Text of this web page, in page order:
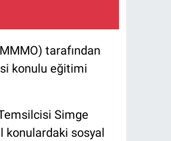
tarafından
konulu eğitimi
Simge
konulardaki sosyal